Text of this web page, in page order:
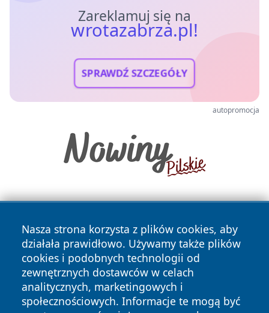
Zareklamuj się na
wrotazabrza.pl!
SPRAWDŹ SZCZEGÓŁY
autopromocja
Nasza strona korzysta z plików cookies, aby
działała prawidłowo. Używamy także plików
cookies i podobnych technologii od
zewnętrznych dostawców w celach
analitycznych, marketingowych i
społecznościowych. Informacje te mogą być
Copyright © 2026 wrotazabrza.pl Wszystkie prawa
zastrzeżone.